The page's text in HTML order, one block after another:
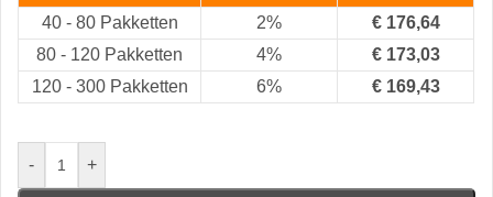
40 - 80 Pakketten 2% €176,64
80 - 120 Pakketten 4% €173,03
120 - 300 Pakketten 6% €169,43
- +